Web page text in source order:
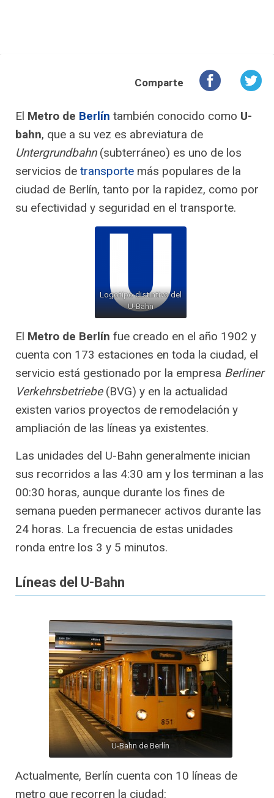
Comparte
El Metro de Berlín también conocido como U-
bahn, que a su vez es abreviatura de
Untergrundbahn(subterráneo) es uno de los
servicios de transporte más populares de la
ciudad de Berlín, tanto por la rapidez, como por
su efectividad y seguridad en el transporte.
Logotipo distintivo del
U-Bahn
El Metro de Berlín fue creado en el año 1902 y
cuenta con 173 estaciones en toda la ciudad, el
servicio está gestionado por la empresa Berliner
Verkehrsbetriebe(BVG) y en la actualidad
existen varios proyectos de remodelación y
ampliación de las líneas ya existentes.
Las unidades del U-Bahn generalmente inician
sus recorridos a las 4:30 am y los terminan a las
00:30 horas, aunque durante los fines de
semana pueden permanecer activos durante las
24 horas. La frecuencia de estas unidades
ronda entre los 3 y 5 minutos.
Líneas del U-Bahn
U-Bahn de Berlín
Actualmente, Berlín cuenta con 10 líneas de
metro que recorren la ciudad: